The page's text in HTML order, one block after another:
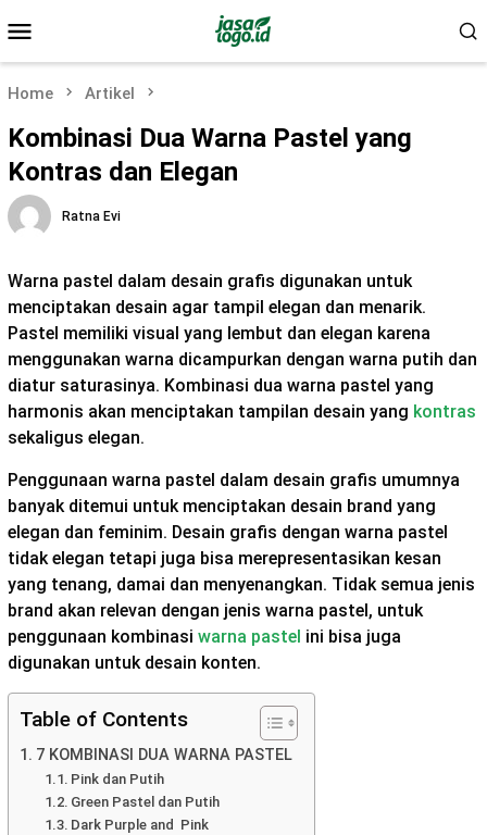
to
contentMenu
Home Artikel
Kombinasi Dua Warna Pastel yang
Kontras dan Elegan
Ratna Evi
Warna pastel dalam desain grafis digunakan untuk
menciptakan desain agar tampil elegan dan menarik.
Pastel memiliki visual yang lembut dan elegan karena
menggunakan warna dicampurkan dengan warna putih dan
diatur saturasinya. Kombinasi dua warna pastel yang
harmonis akan menciptakan tampilan desain yang kontras
sekaligus elegan.
Penggunaan warna pastel dalam desain grafis umumnya
banyak ditemui untuk menciptakan desain brand yang
elegan dan feminim. Desain grafis dengan warna pastel
tidak elegan tetapi juga bisa merepresentasikan kesan
yang tenang, damai dan menyenangkan. Tidak semua jenis
brand akan relevan dengan jenis warna pastel, untuk
penggunaan kombinasi warna pastel ini bisa juga
digunakan untuk desain konten.
Table of Contents
7 KOMBINASI DUA WARNA PASTEL
Pink dan Putih
Green Pastel dan Putih
Dark Purple and Pink